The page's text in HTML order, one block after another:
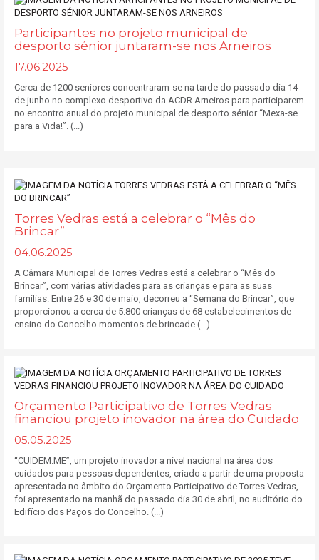
Participantes no projeto municipal de
desporto sénior juntaram-se nos Arneiros
17.06.2025
Cerca de 1200 seniores concentraram-se na tarde do passado dia 14
de junho no complexo desportivo da ACDR Arneiros para participarem
no encontro anual do projeto municipal de desporto sénior “Mexa-se
para a Vida!”. (...)
Torres Vedras está a celebrar o “Mês do
Brincar”
04.06.2025
A Câmara Municipal de Torres Vedras está a celebrar o “Mês do
Brincar”, com várias atividades para as crianças e para as suas
famílias. Entre 26 e 30 de maio, decorreu a “Semana do Brincar”, que
proporcionou a cerca de 5.800 crianças de 68 estabelecimentos de
ensino do Concelho momentos de brincade (...)
Orçamento Participativo de Torres Vedras
financiou projeto inovador na área do Cuidado
05.05.2025
“CUIDEM.ME”, um projeto inovador a nível nacional na área dos
cuidados para pessoas dependentes, criado a partir de uma proposta
apresentada no âmbito do Orçamento Participativo de Torres Vedras,
foi apresentado na manhã do passado dia 30 de abril, no auditório do
Edifício dos Paços do Concelho. (...)